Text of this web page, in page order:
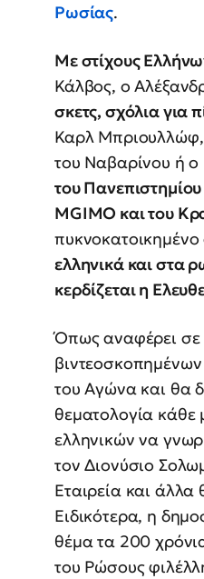
Ρωσίας.
Με στίχους
Κάλβος, ο
σκετς, σχόλια για
Καρλ Μπριουλλώφ,
του Ναβαρίνου ή ο
του
MGIMO και του
ελληνικά και στα
κερδίζεται η
Όπως αναφέρει σε
του Αγώνα και θα
θεματολογία κάθε
ελληνικών να
τον Διονύσιο
Εταιρεία και
Ειδικότερα, η
θέμα τα 200
του Ρώσους